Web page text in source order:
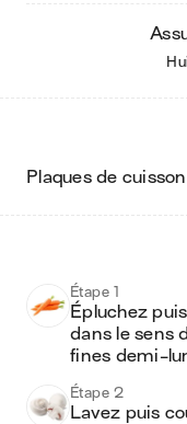
plaques de
Étape 1
Épluchez
dans le sens
fines demi-
Étape 2
Lavez puis